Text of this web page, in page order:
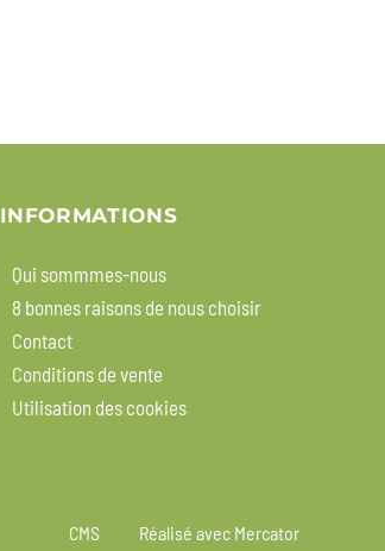
INFORMATIONS
Qui sommmes-nous
8 bonnes raisons de nous choisir
Contact
Conditions de vente
Utilisation des cookies
CMS Réalisé avec Mercator